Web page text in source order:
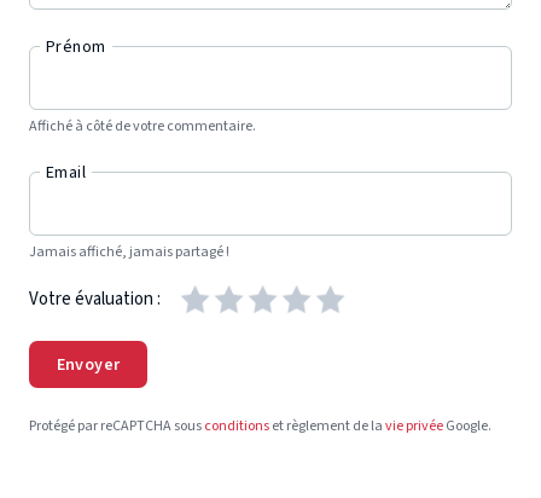
Prénom
Affiché à côté de votre commentaire.
Email
Jamais affiché, jamais partagé !
Votre évaluation :
Envoyer
Protégé par reCAPTCHA sousconditionset règlement de lavie privéeGoogle.